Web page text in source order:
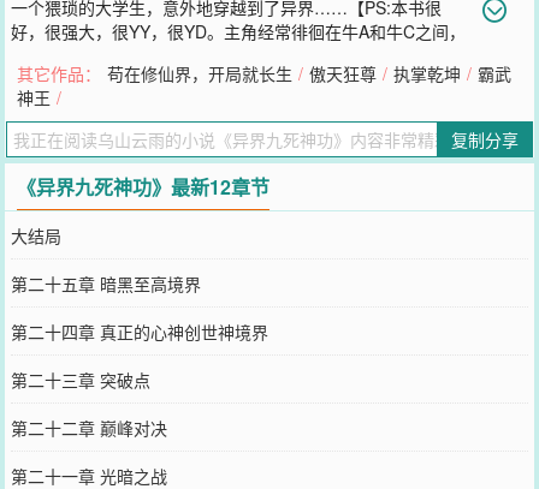
一个猥琐的大学生，意外地穿越到了异界……【PS:本书很
好，很强大，很YY，很YD。主角经常徘徊在牛A和牛C之间，
【另：YY之作，请勿深究,不喜误入！】乌山新书《傲天狂尊》已发
布，恳请兄弟姐妹们前去宰杀！多谢！
您要是觉得《异界九死神功》还不错的话请不要忘记向您QQ群和微博
微信里的朋友推荐哦！
其它作品： 苟在修仙界，开局就长生 / 傲天狂尊 / 执掌乾坤 / 霸武
神王 /
复制分享
《异界九死神功》最新12章节
大结局
第二十五章 暗黑至高境界
第二十四章 真正的心神创世神境界
第二十三章 突破点
第二十二章 巅峰对决
第二十一章 光暗之战